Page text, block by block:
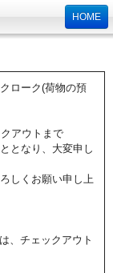
HOME
ローク(荷物の預
アウトまで
となり、大変申し
しくお願い申し上
、チェックアウト